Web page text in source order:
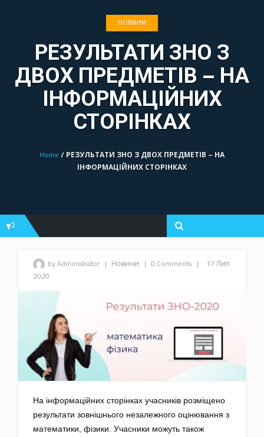
НОВИНИ
РЕЗУЛЬТАТИ ЗНО З
ДВОХ ПРЕДМЕТІВ – НА
ІНФОРМАЦІЙНИХ
СТОРІНКАХ
Home / РЕЗУЛЬТАТИ ЗНО З ДВОХ ПРЕДМЕТІВ – НА
ІНФОРМАЦІЙНИХ СТОРІНКАХ
by Administrator | Новини | 0 Comments |
17 Лип
2020
На інформаційних сторінках учасників розміщено
результати зовнішнього незалежного оцінювання з
математики, фізики. Учасники можуть також